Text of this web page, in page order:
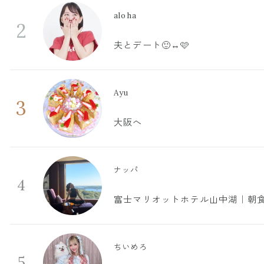
2
aloha
夫とデート🙂‍↔️🩷
3
Ayu
大阪へ
4
ナッパ
富士マリオットホテル山中湖｜朝
ちいめろ